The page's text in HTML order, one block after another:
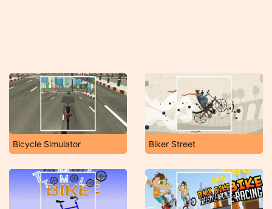
Bicycle Simulator Biker Street